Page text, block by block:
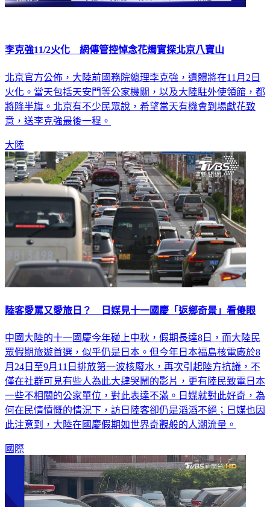
李克強11/2火化 網傳管控悼念花燭實探北京八寶山
北京官方公佈，大陸前國務院總理李克強，遺體將在11月2日
火化。當天包括天安門等公家機關，以及大陸駐外使領館，都
將降半旗。北京有不少民眾說，希望當天有機會到場獻花致
意，送李克強最後一程。
大陸
陸客愛罵又愛旅日？ 日媒見十一國慶「返鄉奇景」看傻眼
中國大陸的十一國慶今年碰上中秋，假期長達8日，而大陸民
眾假期旅遊首選，似乎仍是日本。但今年日本福島核電廠於8
月24日至9月11日排放第一波核廢水，再次引起陸方抗議，不
僅在社群可見有些人為此大肆哭鬧的影片，更有陸民致電日本
一些不相關的公家單位，對此表達不滿。日媒就對此好奇，為
何在民情憤慨的情況下，訪日陸客卻仍是滔滔不絕；日媒也因
此注意到，大陸在國慶假期如世界奇觀般的人潮流量。
國際